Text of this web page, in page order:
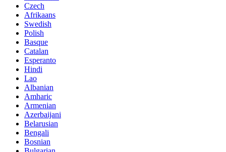
Czech
Afrikaans
Swedish
Polish
Basque
Catalan
Esperanto
Hindi
Lao
Albanian
Amharic
Armenian
Azerbaijani
Belarusian
Bengali
Bosnian